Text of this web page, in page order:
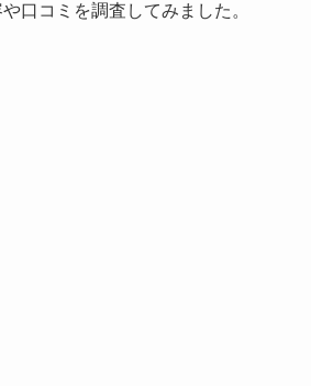
口コミを調査してみました。